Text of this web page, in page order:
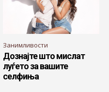
Занимливости
Дознајте што мислат
луѓето за вашите
селфиња